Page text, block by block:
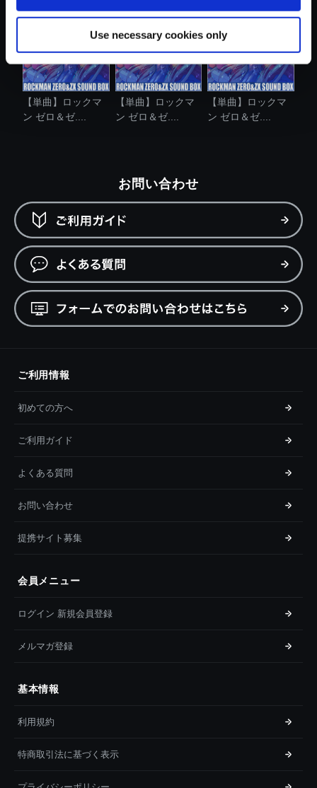
Use necessary cookies only
【単曲】ロックマ
ン ゼロ＆ゼ....
【単曲】ロックマ
ン ゼロ＆ゼ....
【単曲】ロックマ
ン ゼロ＆ゼ....
お問い合わせ
ご利用情報
初めての方へ
ご利用ガイド
よくある質問
お問い合わせ
提携サイト募集
会員メニュー
ログイン 新規会員登録
メルマガ登録
基本情報
利用規約
特商取引法に基づく表示